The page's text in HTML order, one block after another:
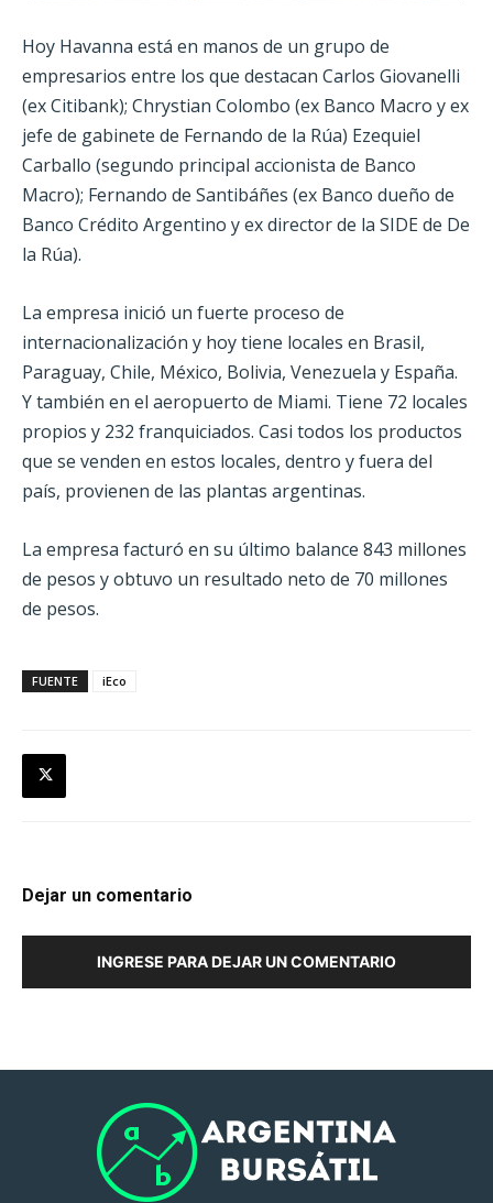
Hoy Havanna está en manos de un grupo de
empresarios entre los que destacan Carlos Giovanelli
(ex Citibank); Chrystian Colombo (ex Banco Macro y ex
jefe de gabinete de Fernando de la Rúa) Ezequiel
Carballo (segundo principal accionista de Banco
Macro); Fernando de Santibáñes (ex Banco dueño de
Banco Crédito Argentino y ex director de la SIDE de De
la Rúa).
La empresa inició un fuerte proceso de
internacionalización y hoy tiene locales en Brasil,
Paraguay, Chile, México, Bolivia, Venezuela y España.
Y también en el aeropuerto de Miami. Tiene 72 locales
propios y 232 franquiciados. Casi todos los productos
que se venden en estos locales, dentro y fuera del
país, provienen de las plantas argentinas.
La empresa facturó en su último balance 843 millones
de pesos y obtuvo un resultado neto de 70 millones
de pesos.
FUENTE iEco
Dejar un comentario
INGRESE PARA DEJAR UN COMENTARIO